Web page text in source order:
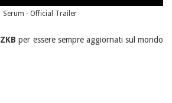
Serum - Official Trailer
ZKB per essere sempre aggiornati sul mondo